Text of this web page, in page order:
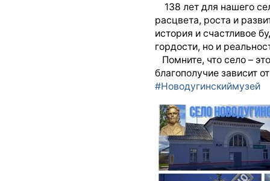
138 лет для нашего
расцвета, роста и
история и счастливое
гордости, но и
Помните, что село –
благополучие зависит
#Новодугинскиймузей